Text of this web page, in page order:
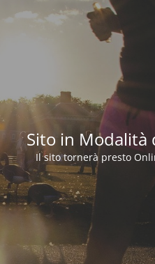
Sito in
Il sito tornerà presto